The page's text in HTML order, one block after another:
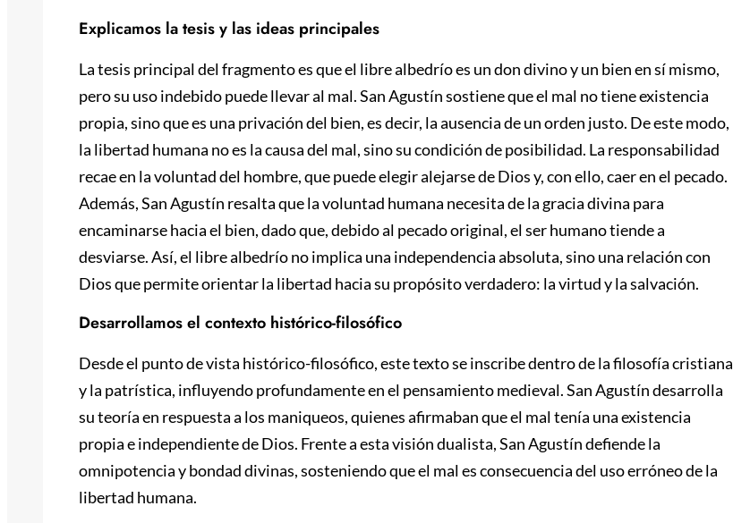
Explicamos la tesis y las ideas principales
La tesis principal del fragmento es que el libre albedrío es un don divino y un bien en sí mismo,
pero su uso indebido puede llevar al mal. San Agustín sostiene que el mal no tiene existencia
propia, sino que es una privación del bien, es decir, la ausencia de un orden justo. De este modo,
la libertad humana no es la causa del mal, sino su condición de posibilidad. La responsabilidad
recae en la voluntad del hombre, que puede elegir alejarse de Dios y, con ello, caer en el pecado.
Además, San Agustín resalta que la voluntad humana necesita de la gracia divina para
encaminarse hacia el bien, dado que, debido al pecado original, el ser humano tiende a
desviarse. Así, el libre albedrío no implica una independencia absoluta, sino una relación con
Dios que permite orientar la libertad hacia su propósito verdadero: la virtud y la salvación.
Desarrollamos el contexto histórico-filosófico
Desde el punto de vista histórico-filosófico, este texto se inscribe dentro de la filosofía cristiana
y la patrística, influyendo profundamente en el pensamiento medieval. San Agustín desarrolla
su teoría en respuesta a los maniqueos, quienes afirmaban que el mal tenía una existencia
propia e independiente de Dios. Frente a esta visión dualista, San Agustín defiende la
omnipotencia y bondad divinas, sosteniendo que el mal es consecuencia del uso erróneo de la
libertad humana.